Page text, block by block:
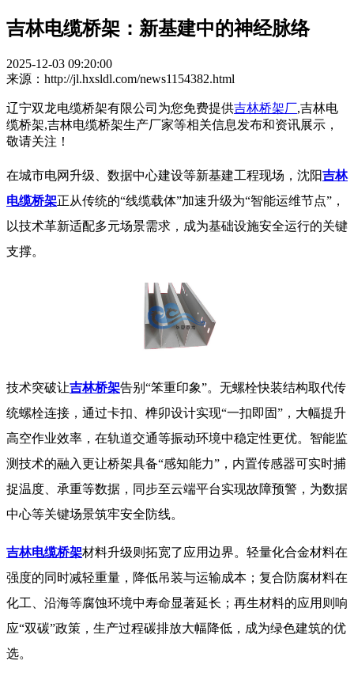
吉林电缆桥架：新基建中的神经脉络
2025-12-03 09:20:00
来源：http://jl.hxsldl.com/news1154382.html
辽宁双龙电缆桥架有限公司为您免费提供吉林桥架厂,吉林电
缆桥架,吉林电缆桥架生产厂家等相关信息发布和资讯展示，
敬请关注！
在城市电网升级、数据中心建设等新基建工程现场，沈阳吉林
电缆桥架正从传统的“线缆载体”加速升级为“智能运维节点”，
以技术革新适配多元场景需求，成为基础设施安全运行的关键
支撑。
技术突破让吉林桥架告别“笨重印象”。无螺栓快装结构取代传
统螺栓连接，通过卡扣、榫卯设计实现“一扣即固”，大幅提升
高空作业效率，在轨道交通等振动环境中稳定性更优。智能监
测技术的融入更让桥架具备“感知能力”，内置传感器可实时捕
捉温度、承重等数据，同步至云端平台实现故障预警，为数据
中心等关键场景筑牢安全防线。
吉林电缆桥架材料升级则拓宽了应用边界。轻量化合金材料在
强度的同时减轻重量，降低吊装与运输成本；复合防腐材料在
化工、沿海等腐蚀环境中寿命显著延长；再生材料的应用则响
应“双碳”政策，生产过程碳排放大幅降低，成为绿色建筑的优
选。